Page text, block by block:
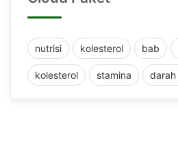
nutrisi kolesterol bab
kolesterol stamina